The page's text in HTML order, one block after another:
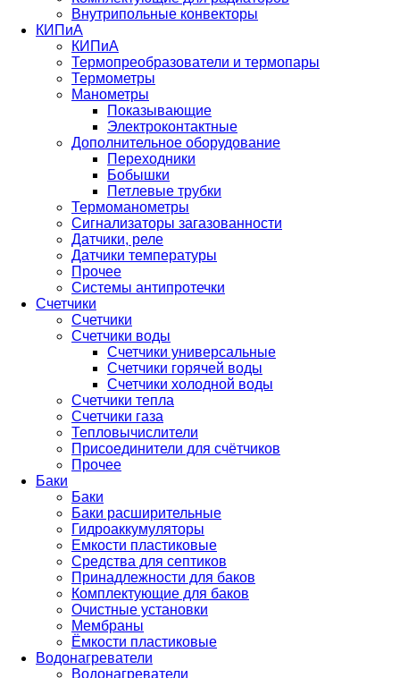
Внутрипольные конвекторы
КИПиА
КИПиА
Термопреобразователи и термопары
Термометры
Манометры
Показывающие
Электроконтактные
Дополнительное оборудование
Переходники
Бобышки
Петлевые трубки
Термоманометры
Сигнализаторы загазованности
Датчики, реле
Датчики температуры
Прочее
Системы антипротечки
Счетчики
Счетчики
Счетчики воды
Счетчики универсальные
Счетчики горячей воды
Счетчики холодной воды
Счетчики тепла
Счетчики газа
Тепловычислители
Присоединители для счётчиков
Прочее
Баки
Баки
Баки расширительные
Гидроаккумуляторы
Емкости пластиковые
Средства для септиков
Принадлежности для баков
Комплектующие для баков
Очистные установки
Мембраны
Ёмкости пластиковые
Водонагреватели
Водонагреватели